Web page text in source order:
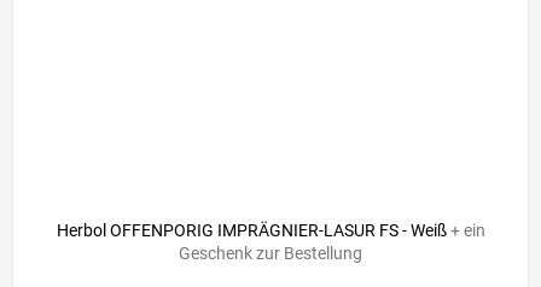
Herbol OFFENPORIG IMPRÄGNIER-LASUR FS - Weiß+ ein
Geschenk zur Bestellung